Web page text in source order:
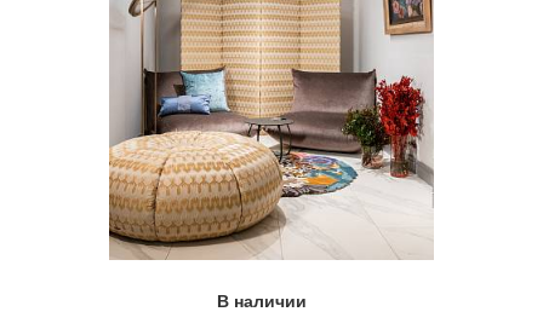
В наличии